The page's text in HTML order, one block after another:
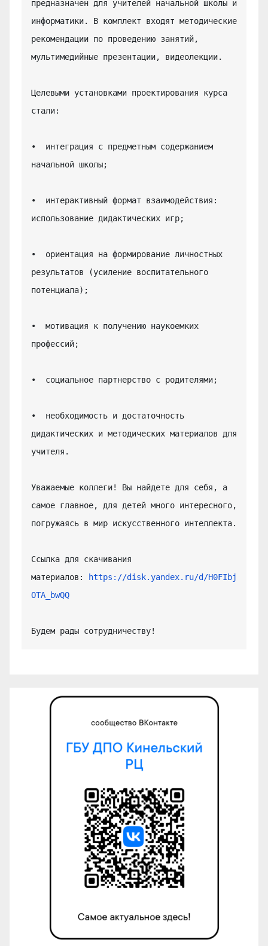
предназначен для учителей начальной школы и
информатики. В комплект входят методические
рекомендации по проведению занятий,
мультимедийные презентации, видеолекции.
Целевыми установками проектирования курса
стали:
•  интеграция с предметным содержанием
начальной школы;
•  интерактивный формат взаимодействия:
использование дидактических игр;
•  ориентация на формирование личностных
результатов (усиление воспитательного
потенциала);
•  мотивация к получению наукоемких
профессий;
•  социальное партнерство с родителями;
•  необходимость и достаточность
дидактических и методических материалов для
учителя.
Уважаемые коллеги! Вы найдете для себя, а
самое главное, для детей много интересного,
погружаясь в мир искусственного интеллекта.
Ссылка для скачивания
материалов:
https://disk.yandex.ru/d/H0FIbj
OTA_bwQQ
Будем рады сотрудничеству!